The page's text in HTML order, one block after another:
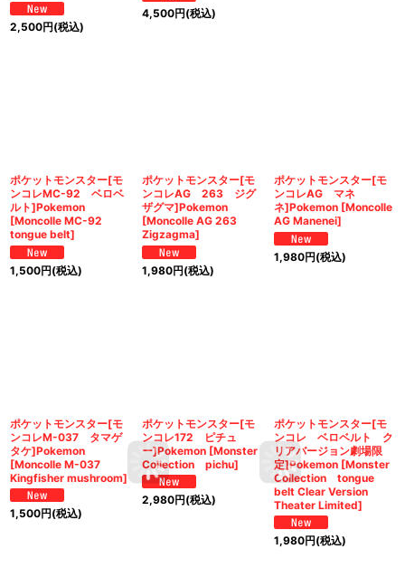
2,500円(税込)
4,500円(税込)
ポケットモンスター[モ
ンコレMC-92 ベロベ
ルト]Pokemon
[Moncolle MC-92
tongue belt]
1,500円(税込)
ポケットモンスター[モ
ンコレAG 263 ジグ
ザグマ]Pokemon
[Moncolle AG 263
Zigzagma]
1,980円(税込)
ポケットモンスター[モ
ンコレAG マネ
ネ]Pokemon [Moncolle
AG Manenei]
1,980円(税込)
ポケットモンスター[モ
ンコレM-037 タマゲ
タケ]Pokemon
[Moncolle M-037
Kingfisher mushroom]
1,500円(税込)
ポケットモンスター[モ
ンコレ172 ピチュ
ー]Pokemon [Monster
Collection pichu]
2,980円(税込)
ポケットモンスター[モ
ンコレ ベロベルト ク
リアバージョン劇場限
定]Pokemon [Monster
Collection tongue
belt Clear Version
Theater Limited]
1,980円(税込)